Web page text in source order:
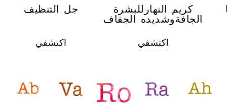
جل التنظيف
اكتشفي
كريم النهارللبشرة
الجافةوشديده الجفاف
اكتشفي